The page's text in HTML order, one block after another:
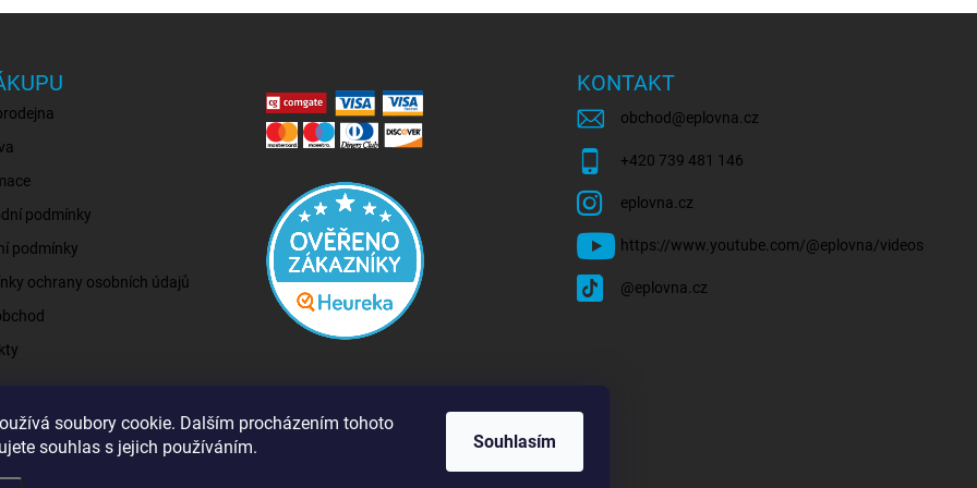
soubory cookie. Dalším procházením tohoto
souhlas s jejich používáním.
Souhlasím
podmínky
podmínky
ochrany osobních údajů
KONTAKT
obchod @eplovna.cz
+420 739 481 146
eplovna.cz
https://www.youtube.com/@eplovna/videos
@eplovna.cz